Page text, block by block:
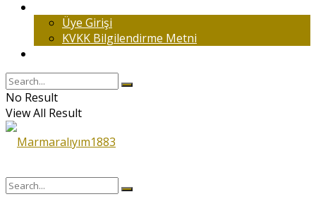
Üye Girişi
KVKK Bilgilendirme Metni
No Result
View All Result